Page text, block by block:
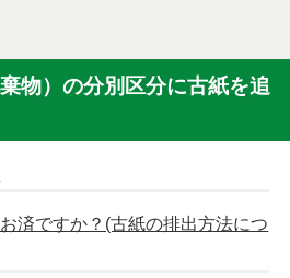
物）の分別区分に古紙を追
済ですか？(古紙の排出方法につ